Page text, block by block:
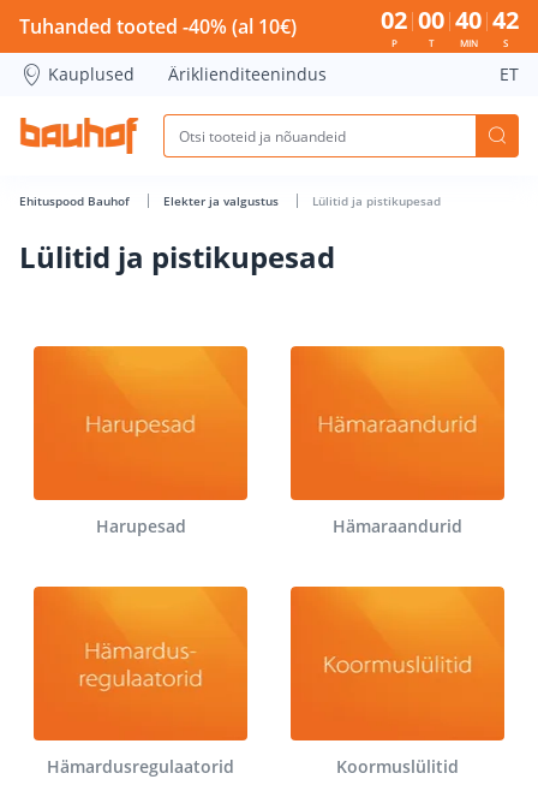
Lülitid ja pistikupesad - Bauhof has loaded
Tuhanded tooted -40% (al 10€) 02
P
00
T
40
MIN
41
S
Kauplused Äriklienditeenindus ET
Ehituspood Bauhof Elekter ja valgustus Lülitid ja pistikupesad
Lülitid ja pistikupesad
Harupesad Hämaraandurid
Hämardusregulaatorid Koormuslülitid